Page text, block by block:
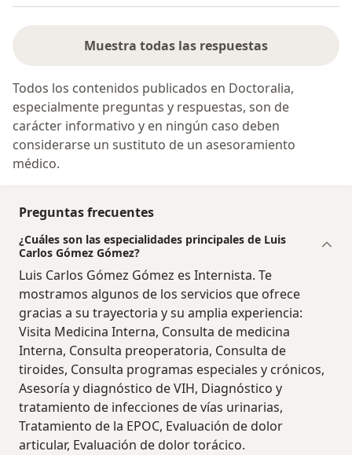
Muestra todas las respuestas
Todos los contenidos publicados en Doctoralia,
especialmente preguntas y respuestas, son de
carácter informativo y en ningún caso deben
considerarse un sustituto de un asesoramiento
médico.
Preguntas frecuentes
¿Cuáles son las especialidades principales de Luis
Carlos Gómez Gómez?
Luis Carlos Gómez Gómez es Internista. Te
mostramos algunos de los servicios que ofrece
gracias a su trayectoria y su amplia experiencia:
Visita Medicina Interna, Consulta de medicina
Interna, Consulta preoperatoria, Consulta de
tiroides, Consulta programas especiales y crónicos,
Asesoría y diagnóstico de VIH, Diagnóstico y
tratamiento de infecciones de vías urinarias,
Tratamiento de la EPOC, Evaluación de dolor
articular, Evaluación de dolor torácico.